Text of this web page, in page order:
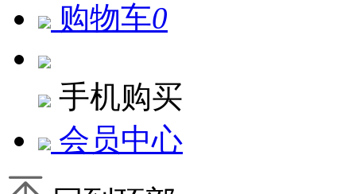
购物车0
手机购买
会员中心